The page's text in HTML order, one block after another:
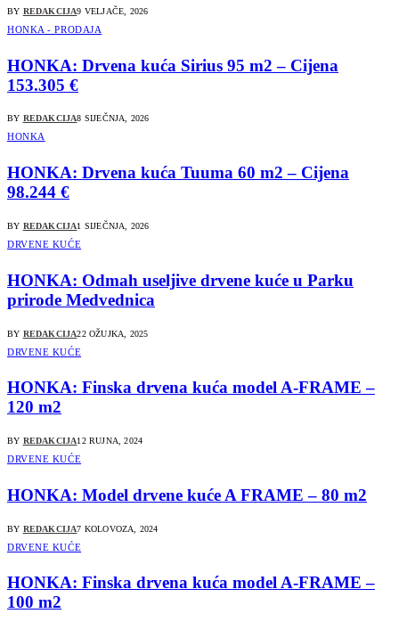
BY REDAKCIJA9 VELJAČE, 2026
HONKA - PRODAJA
HONKA: Drvena kuća Sirius 95 m2 – Cijena
153.305 €
BY REDAKCIJA8 SIJEČNJA, 2026
HONKA
HONKA: Drvena kuća Tuuma 60 m2 – Cijena
98.244 €
BY REDAKCIJA1 SIJEČNJA, 2026
DRVENE KUĆE
HONKA: Odmah useljive drvene kuće u Parku
prirode Medvednica
BY REDAKCIJA22 OŽUJKA, 2025
DRVENE KUĆE
HONKA: Finska drvena kuća model A-FRAME –
120 m2
BY REDAKCIJA12 RUJNA, 2024
DRVENE KUĆE
HONKA: Model drvene kuće A FRAME – 80 m2
BY REDAKCIJA7 KOLOVOZA, 2024
DRVENE KUĆE
HONKA: Finska drvena kuća model A-FRAME –
100 m2